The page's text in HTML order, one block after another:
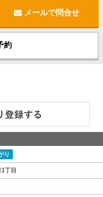
メールで問合せ
約
り
丁目